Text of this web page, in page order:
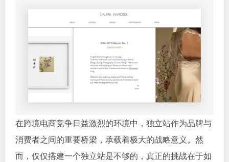
在跨境电商竞争日益激烈的环境中，独立站作为品牌与
消费者之间的重要桥梁，承载着极大的战略意义。然
而，仅仅搭建一个独立站是不够的，真正的挑战在于如